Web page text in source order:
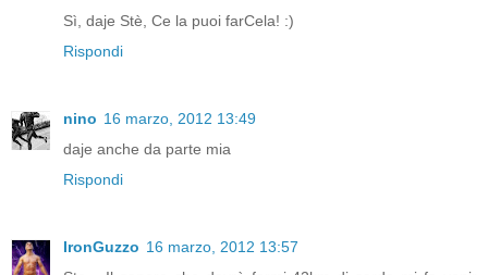
Sì, daje Stè, Ce la puoi farCela! :)
Rispondi
nino 16 marzo, 2012 13:49
daje anche da parte mia
Rispondi
IronGuzzo 16 marzo, 2012 13:57